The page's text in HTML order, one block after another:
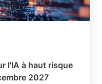
l'IA à haut risque
2027